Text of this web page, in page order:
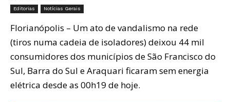
Editorias Notícias Gerais
Florianópolis – Um ato de vandalismo na rede
(tiros numa cadeia de isoladores) deixou 44 mil
consumidores dos municípios de São Francisco do
Sul, Barra do Sul e Araquari ficaram sem energia
elétrica desde as 00h19 de hoje.